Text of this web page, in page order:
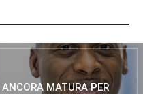
MATURA PER